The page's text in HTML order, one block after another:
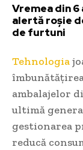
Vremea din
alertă roșie
de furtuni
Tehnologia
ambalajelor
ultimă
gestionarea
reducă